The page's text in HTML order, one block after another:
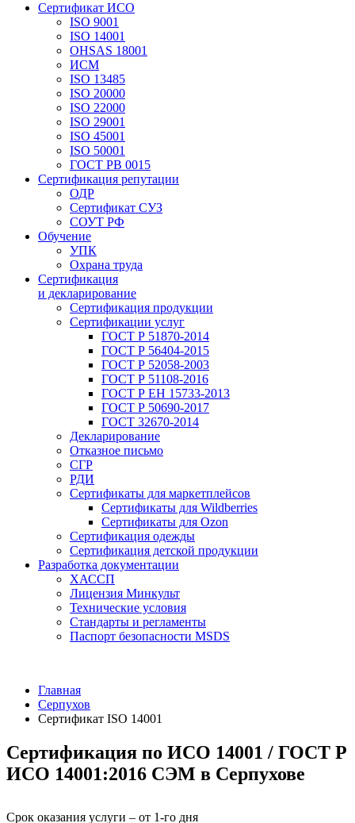
Сертификат ИСО
ISO 9001
ISO 14001
OHSAS 18001
ИСМ
ISO 13485
ISO 20000
ISO 22000
ISO 29001
ISO 45001
ISO 50001
ГОСТ РВ 0015
Сертификация репутации
ОДР
Сертификат СУЗ
СОУТ РФ
Обучение
УПК
Охрана труда
Сертификация
и декларирование
Сертификация продукции
Сертификации услуг
ГОСТ Р 51870-2014
ГОСТ Р 56404-2015
ГОСТ Р 52058-2003
ГОСТ Р 51108-2016
ГОСТ Р ЕН 15733-2013
ГОСТ Р 50690-2017
ГОСТ 32670-2014
Декларирование
Отказное письмо
СГР
РДИ
Сертификаты для маркетплейсов
Сертификаты для Wildberries
Сертификаты для Ozon
Сертификация одежды
Сертификация детской продукции
Разработка документации
ХАССП
Лицензия Минкульт
Технические условия
Стандарты и регламенты
Паспорт безопасности MSDS
Главная
Серпухов
Сертификат ISO 14001
Сертификация по ИСО 14001 / ГОСТ Р
ИСО 14001:2016 СЭМ в Серпухове
Срок оказания услуги – от 1-го дня